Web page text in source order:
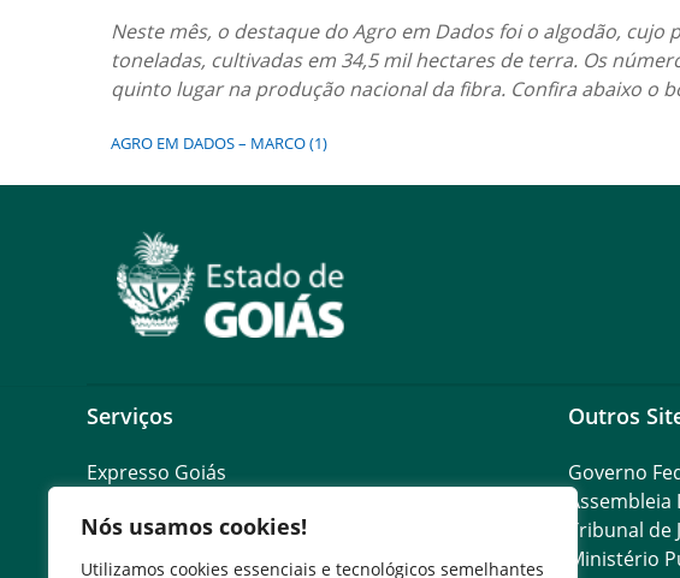
Nós usamos cookies!
Utilizamos cookies essenciais e tecnológicos semelhantes
Neste mês, o destaque do Agro em Dados foi o algodão,
toneladas, cultivadas em 34,5 mil hectares de terra. Os
quinto lugar na produção nacional da fibra. Confira abaixo o
AGRO EM DADOS – MARCO (1)
Serviços
Expresso Goiás
Expresso Servidor
SEI Governadoria
Outros
Governo
Tribunal
Ministério